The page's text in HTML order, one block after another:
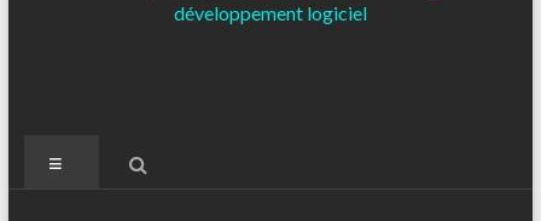
développement logiciel
Menu